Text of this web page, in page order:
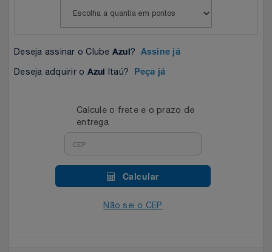
Cozinha
Eletrodomésticos
Eletroportáteis
Extra
Individual
Deseja assinar o Clube Azul ? Assine já
Deseja adquirir o Azul Itaú? Peça já
Calcule o frete e o prazo de
entrega
Calcular
Não sei o CEP